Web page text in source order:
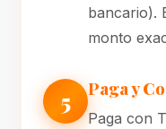
bancario).
monto
5 Paga y
Paga con